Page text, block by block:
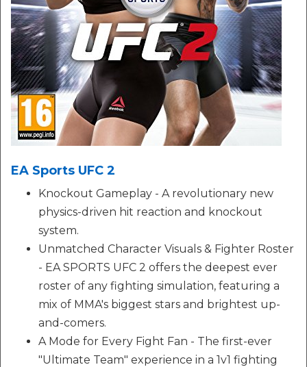
EA Sports UFC 2
Knockout Gameplay - A revolutionary new
physics-driven hit reaction and knockout
system.
Unmatched Character Visuals & Fighter Roster
- EA SPORTS UFC 2 offers the deepest ever
roster of any fighting simulation, featuring a
mix of MMA's biggest stars and brightest up-
and-comers.
A Mode for Every Fight Fan - The first-ever
"Ultimate Team" experience in a 1v1 fighting